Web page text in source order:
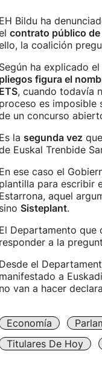
EH Bildu ha
contrato público de
la coalición
Según ha explicado
pliegos figura el
ETS, cuando todavía
proceso es imposible
un concurso
Es la segunda vez
Euskal Trenbide
En ese caso el
plantilla para escribir
Estarrona, aquel
sino Sisteplant.
El Departamento que
responder a la
Desde el
manifestado a
no van a hacer
Economía
Titulares De Hoy